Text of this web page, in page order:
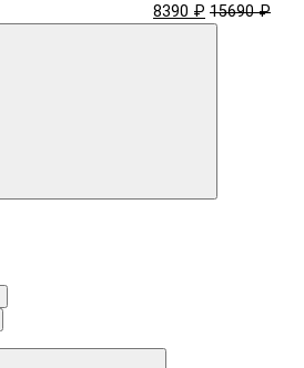
8390 ₽ 15690 ₽